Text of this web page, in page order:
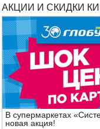
АКЦИИ И СКИДКИ
В супермаркетах
новая акция!